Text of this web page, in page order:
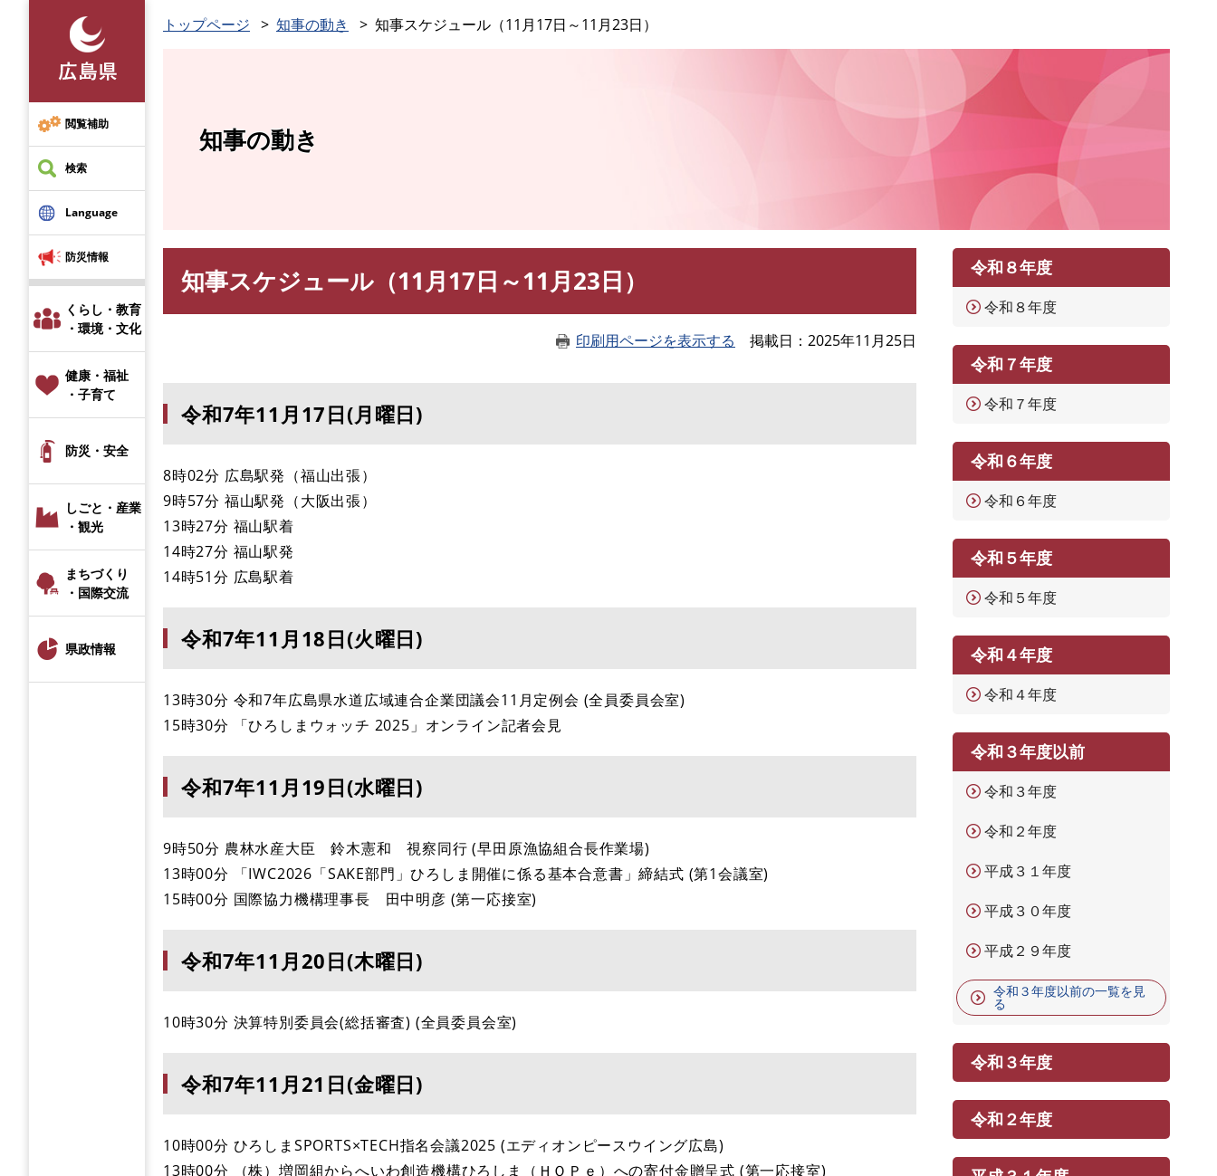
先
頭
で
す
閲覧補助
検索
Language
防災情報
くらし・教育
・環境・文化
健康・福祉
・子育て
防災・安全
しごと・産業
・観光
まちづくり
・国際交流
県政情報
トップページ 知事の動き 知事スケジュール（11月17日～11月23日）
知事の動き
知事スケジュール（11月17日～11月23日）
印刷用ページを表示する 掲載日 2025年11月25日
令和7年11月17日(月曜日)
8時02分 広島駅発（福山出張）
9時57分 福山駅発（大阪出張）
13時27分 福山駅着
14時27分 福山駅発
14時51分 広島駅着
令和7年11月18日(火曜日)
13時30分 令和7年広島県水道広域連合企業団議会11月定例会 (全員委員会室)
15時30分 「ひろしまウォッチ 2025」オンライン記者会見
令和7年11月19日(水曜日)
9時50分 農林水産大臣 鈴木憲和 視察同行 (早田原漁協組合長作業場)
13時00分 「IWC2026「SAKE部門」ひろしま開催に係る基本合意書」締結式 (第1会議室)
15時00分 国際協力機構理事長 田中明彦 (第一応接室)
令和7年11月20日(木曜日)
10時30分 決算特別委員会(総括審査) (全員委員会室)
令和7年11月21日(金曜日)
10時00分 ひろしまSPORTS×TECH指名会議2025 (エディオンピースウイング広島)
13時00分 （株）増岡組からへいわ創造機構ひろしま（ＨＯＰｅ）への寄付金贈呈式 (第一応接室)
令和８年度
令和８年度
令和７年度
令和７年度
令和６年度
令和６年度
令和５年度
令和５年度
令和４年度
令和４年度
令和３年度以前
令和３年度
令和２年度
平成３１年度
平成３０年度
平成２９年度
令和３年度以前の一覧を見
る
令和３年度
令和２年度